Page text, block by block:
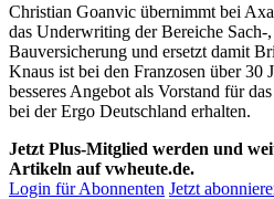
Christian Goanvic übernimmt bei
das Underwriting der Bereiche Sach-
Bauversicherung und ersetzt damit
Knaus ist bei den Franzosen über 30
besseres Angebot als Vorstand für
bei der Ergo Deutschland erhalten.
Jetzt Plus-Mitglied werden und
Artikeln auf vwheute.de.
Login für Abonnenten Jetzt